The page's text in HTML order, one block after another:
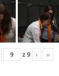
z9 › »